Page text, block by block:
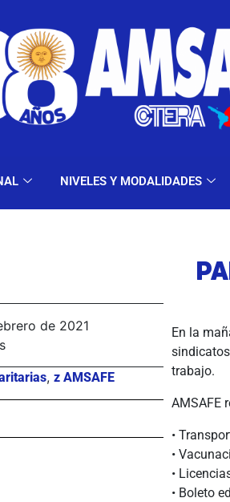
NIVELES Y MODALIDADES
INSTITUCIONAL
de 2021
, z AMSAFE
En la
trabajo.
AMSAFE
•
•
•
• Boleto